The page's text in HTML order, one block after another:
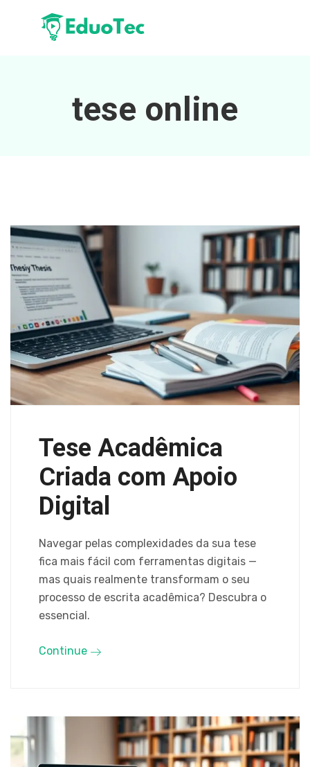
tese online
Tese Acadêmica
Criada com Apoio
Digital
Navegar pelas complexidades da sua tese
fica mais fácil com ferramentas digitais —
mas quais realmente transformam o seu
processo de escrita acadêmica? Descubra o
essencial.
Continue